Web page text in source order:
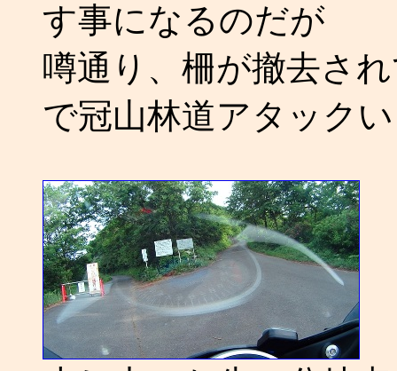
す事になるのだが
噂通り、柵が撤去さ
で冠山林道アタック